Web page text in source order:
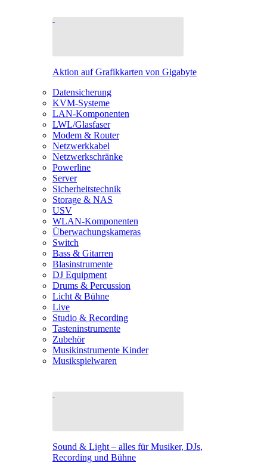
Aktion auf Grafikkarten von Gigabyte
Datensicherung
KVM-Systeme
LAN-Komponenten
LWL/Glasfaser
Modem & Router
Netzwerkkabel
Netzwerkschränke
Powerline
Server
Sicherheitstechnik
Storage & NAS
USV
WLAN-Komponenten
Überwachungskameras
Switch
Bass & Gitarren
Blasinstrumente
DJ Equipment
Drums & Percussion
Licht & Bühne
Live
Studio & Recording
Tasteninstrumente
Zubehör
Musikinstrumente Kinder
Musikspielwaren
Sound & Light – alles für Musiker, DJs,
Recording und Bühne